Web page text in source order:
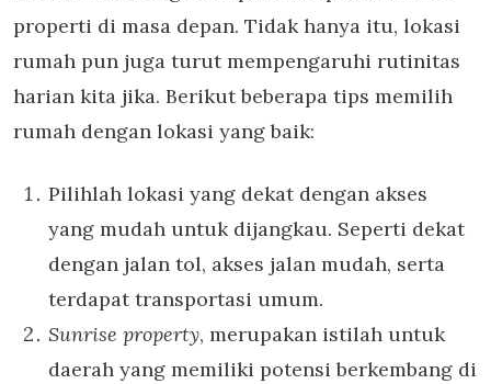
properti di masa depan. Tidak hanya itu, lokasi
rumah pun juga turut mempengaruhi rutinitas
harian kita jika. Berikut beberapa tips memilih
rumah dengan lokasi yang baik:
Pilihlah lokasi yang dekat dengan akses
yang mudah untuk dijangkau. Seperti dekat
dengan jalan tol, akses jalan mudah, serta
terdapat transportasi umum.
Sunrise property, merupakan istilah untuk
daerah yang memiliki potensi berkembang di